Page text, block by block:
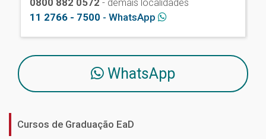
0800 882 0572 - demais localidades
11 2766 - 7500 - WhatsApp
WhatsApp
Cursos de Graduação EaD